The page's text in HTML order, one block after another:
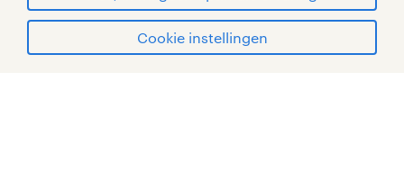
Cookie instellingen